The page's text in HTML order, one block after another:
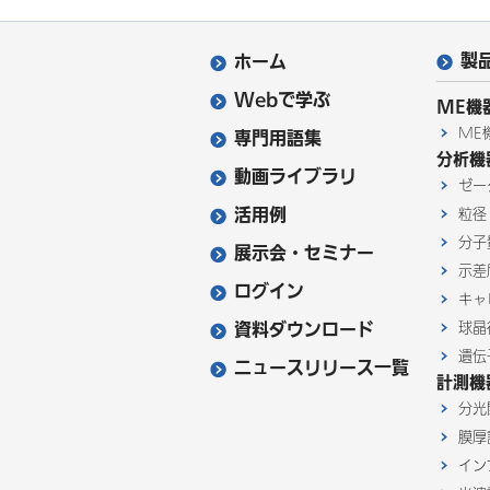
ホーム
Webで学ぶ
専門用語集
動画ライブラリ
活用例
展示会・セミナー
ログイン
資料ダウンロード
ニュースリリース一覧
製
ME機
ME
分析機
ゼ
粒
分
示
キ
球
遺
計測機
分
膜
イ